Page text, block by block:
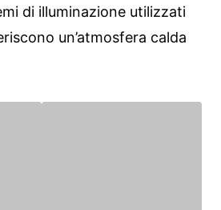
di illuminazione utilizzati
un’atmosfera calda